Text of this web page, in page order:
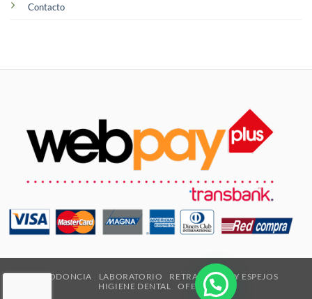
Contacto
ORTODONCIA LABORATORIO
RETRACTORES Y ESPEJOS
HIGIENE DENTAL
OFERTAS